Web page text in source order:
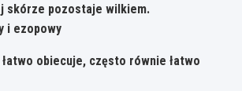
skórze pozostaje wilkiem.
i ezopowy
obiecuje, często równie łatwo